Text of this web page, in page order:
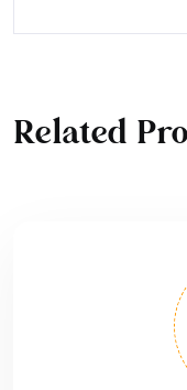
Related